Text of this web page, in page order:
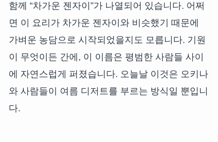
함께 “차가운 젠자이”가 나열되어 있습니다. 어쩌
면 이 요리가 차가운 젠자이와 비슷했기 때문에
가벼운 농담으로 시작되었을지도 모릅니다. 기원
이 무엇이든 간에, 이 이름은 평범한 사람들 사이
에 자연스럽게 퍼졌습니다. 오늘날 이것은 오키나
와 사람들이 여름 디저트를 부르는 방식일 뿐입니
다.